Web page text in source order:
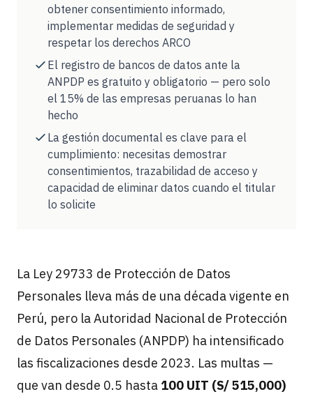
obtener consentimiento informado,
implementar medidas de seguridad y
respetar los derechos ARCO
El registro de bancos de datos ante la
ANPDP es gratuito y obligatorio — pero solo
el 15% de las empresas peruanas lo han
hecho
La gestión documental es clave para el
cumplimiento: necesitas demostrar
consentimientos, trazabilidad de acceso y
capacidad de eliminar datos cuando el titular
lo solicite
La Ley 29733 de Protección de Datos
Personales lleva más de una década vigente en
Perú, pero la Autoridad Nacional de Protección
de Datos Personales (ANPDP) ha intensificado
las fiscalizaciones desde 2023. Las multas —
que van desde 0.5 hasta 100 UIT (S/ 515,000)